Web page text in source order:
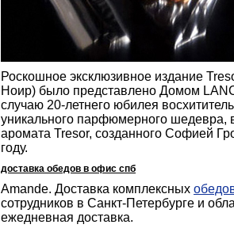
Роскошное эксклюзивное издание
Ноир) было представлено Домом
случаю 20-летнего юбилея
уникального парфюмерного шедевра,
аромата Tresor, созданного Софией
году.
доставка обедов в офис спб
Amande. Доставка комплексных
сотрудников в Санкт-Петербурге и
ежедневная доставка.